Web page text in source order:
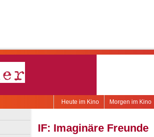
Morgen im Kino
Heute im Kino
IF: Imaginäre Freunde